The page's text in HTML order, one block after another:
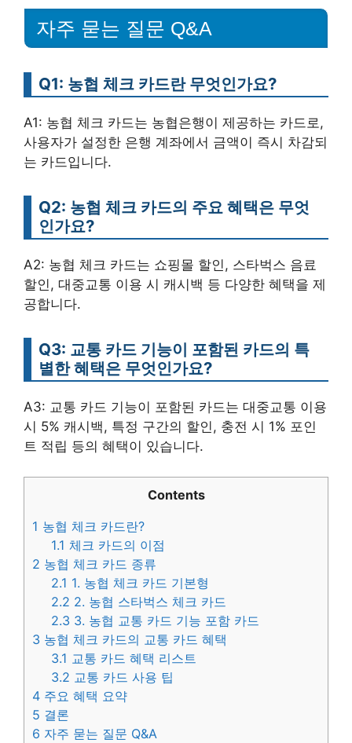
자주 묻는 질문 Q&A
Q1: 농협 체크 카드란 무엇인가요?
A1: 농협 체크 카드는 농협은행이 제공하는 카드로,
사용자가 설정한 은행 계좌에서 금액이 즉시 차감되
는 카드입니다.
Q2: 농협 체크 카드의 주요 혜택은 무엇
인가요?
A2: 농협 체크 카드는 쇼핑몰 할인, 스타벅스 음료
할인, 대중교통 이용 시 캐시백 등 다양한 혜택을 제
공합니다.
Q3: 교통 카드 기능이 포함된 카드의 특
별한 혜택은 무엇인가요?
A3: 교통 카드 기능이 포함된 카드는 대중교통 이용
시 5% 캐시백, 특정 구간의 할인, 충전 시 1% 포인
트 적립 등의 혜택이 있습니다.
Contents
1 농협 체크 카드란?
1.1 체크 카드의 이점
2 농협 체크 카드 종류
2.1 1. 농협 체크 카드 기본형
2.2 2. 농협 스타벅스 체크 카드
2.3 3. 농협 교통 카드 기능 포함 카드
3 농협 체크 카드의 교통 카드 혜택
3.1 교통 카드 혜택 리스트
3.2 교통 카드 사용 팁
4 주요 혜택 요약
5 결론
6 자주 묻는 질문 Q&A